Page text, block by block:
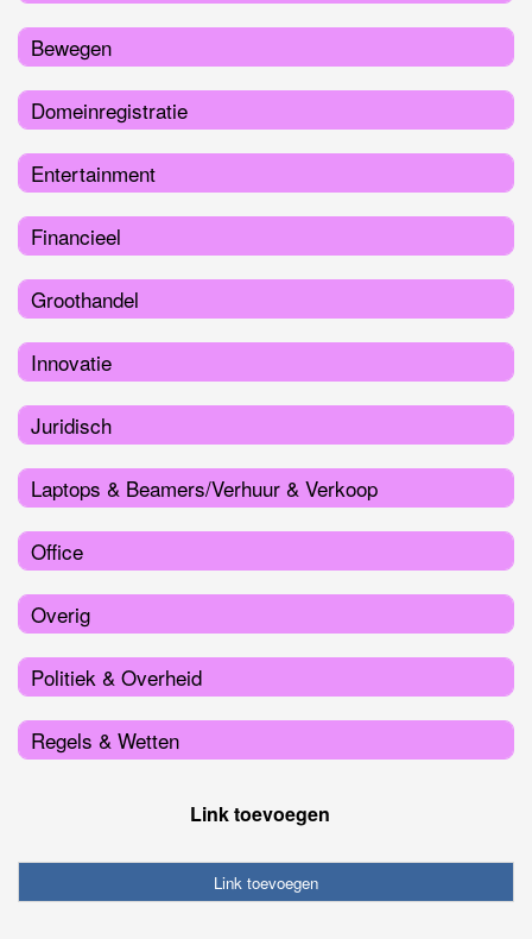
Bewegen
Domeinregistratie
Entertainment
Financieel
Groothandel
Innovatie
Juridisch
Laptops & Beamers/Verhuur & Verkoop
Office
Overig
Politiek & Overheid
Regels & Wetten
Link toevoegen
Link toevoegen